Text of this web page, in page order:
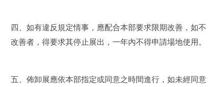
四、如有違反規定情事，應配合本部要求限期改善，如不
改善者，得要求其停止展出，一年內不得申請場地使用。
五、佈卸展應依本部指定或同意之時間進行，如未經同意